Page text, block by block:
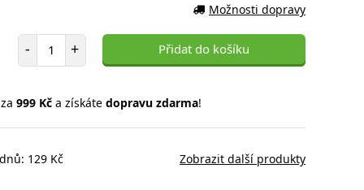
Možnosti dopravy
- Počet položek
+ Přidat do košíku
999 Kča získáte dopravu zdarma!
129 Kč Zobrazit další produkty